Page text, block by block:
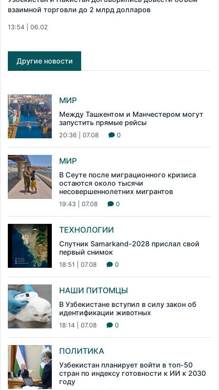
взаимной торговли до 2 млрд долларов
13:54 | 06.02
Другие новости
МИР
Между Ташкентом и Манчестером могут
запустить прямые рейсы
20:36 | 07.08 0
МИР
В Сеуте после миграционного кризиса
остаются около тысячи
несовершеннолетних мигрантов
19:43 | 07.08 0
ТЕХНОЛОГИИ
Спутник Samarkand-2028 прислал свой
первый снимок
18:51 | 07.08 0
НАШИ ПИТОМЦЫ
В Узбекистане вступил в силу закон об
идентификации животных
18:14 | 07.08 0
ПОЛИТИКА
Узбекистан планирует войти в топ-50
стран по индексу готовности к ИИ к 2030
году